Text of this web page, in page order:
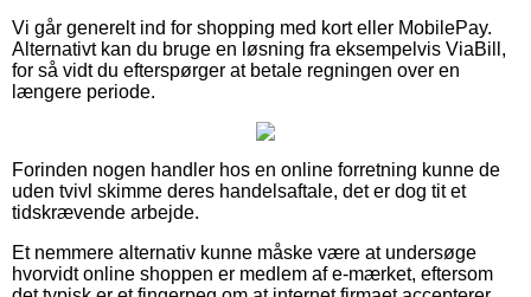
Vi går generelt ind for shopping med kort eller MobilePay.
Alternativt kan du bruge en løsning fra eksempelvis ViaBill,
for så vidt du efterspørger at betale regningen over en
længere periode.
Forinden nogen handler hos en online forretning kunne de
uden tvivl skimme deres handelsaftale, det er dog tit et
tidskrævende arbejde.
Et nemmere alternativ kunne måske være at undersøge
hvorvidt online shoppen er medlem af e-mærket, eftersom